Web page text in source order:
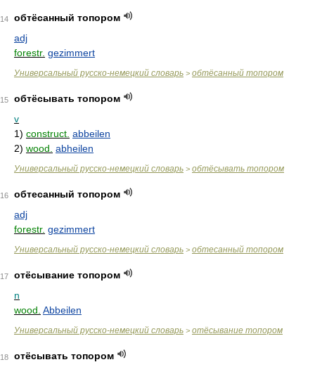
14
обтёсанный топором
adj
forestr. gezimmert
Универсальный русско-немецкий словарь > обтёсанный топором
15
обтёсывать топором
v
1) construct. abbeilen
2) wood. abheilen
Универсальный русско-немецкий словарь > обтёсывать топором
16
обтесанный топором
adj
forestr. gezimmert
Универсальный русско-немецкий словарь > обтесанный топором
17
отёсывание топором
n
wood. Abbeilen
Универсальный русско-немецкий словарь > отёсывание топором
18
отёсывать топором